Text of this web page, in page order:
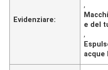
Evidenziare:
,
e del
,
acque